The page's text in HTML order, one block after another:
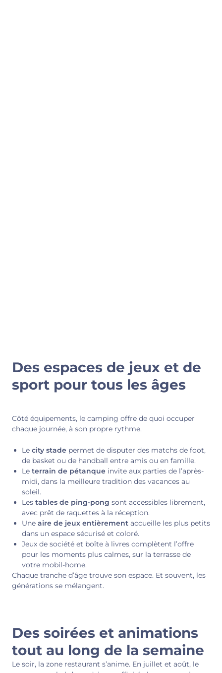
Des espaces de jeux et de
sport pour tous les âges
Côté équipements, le camping offre de quoi occuper
chaque journée, à son propre rythme.
Le city stade permet de disputer des matchs de foot,
de basket ou de handball entre amis ou en famille.
Le terrain de pétanque invite aux parties de l’après-
midi, dans la meilleure tradition des vacances au
soleil.
Les tables de ping-pong sont accessibles librement,
avec prêt de raquettes à la réception.
Une aire de jeux entièrement accueille les plus petits
dans un espace sécurisé et coloré.
Jeux de société et boîte à livres complètent l’offre
pour les moments plus calmes, sur la terrasse de
votre mobil-home.
Chaque tranche d’âge trouve son espace. Et souvent, les
générations se mélangent.
Des soirées et animations
tout au long de la semaine
Le soir, la zone restaurant s’anime. En juillet et août, le